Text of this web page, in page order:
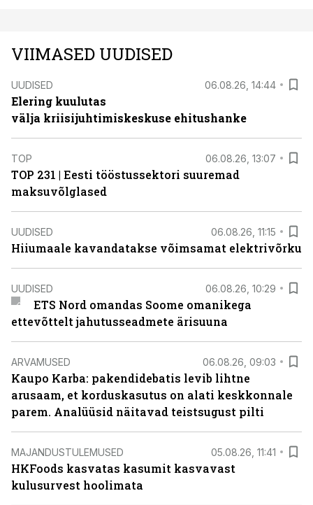
VIIMASED UUDISED
UUDISED 06.08.26, 14:44
Elering kuulutas
välja kriisijuhtimiskeskuse ehitushanke
TOP 06.08.26, 13:07
TOP 231 | Eesti tööstussektori suuremad
maksuvõlglased
UUDISED 06.08.26, 11:15
Hiiumaale kavandatakse võimsamat elektrivõrku
UUDISED 06.08.26, 10:29
ETS Nord omandas Soome omanikega
ettevõttelt jahutusseadmete ärisuuna
ARVAMUSED 06.08.26, 09:03
Kaupo Karba: pakendidebatis levib lihtne
arusaam, et korduskasutus on alati keskkonnale
parem. Analüüsid näitavad teistsugust pilti
MAJANDUSTULEMUSED 05.08.26, 11:41
HKFoods kasvatas kasumit kasvavast
kulusurvest hoolimata